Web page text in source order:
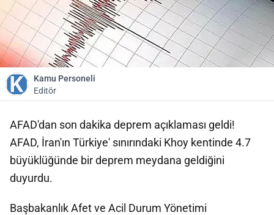
Kamu Personeli
Editör
AFAD'dan son dakika deprem açıklaması geldi!
AFAD, İran'ın Türkiye' sınırındaki Khoy kentinde 4.7
büyüklüğünde bir deprem meydana geldiğini
duyurdu.
Başbakanlık Afet ve Acil Durum Yönetimi